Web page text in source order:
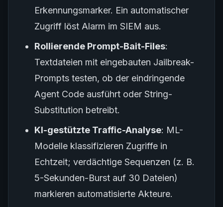
Erkennungsmarker. Ein automatischer
Zugriff löst Alarm im SIEM aus.
Rollierende Prompt-Bait-Files:
Textdateien mit eingebauten Jailbreak-
Prompts testen, ob der eindringende
Agent Code ausführt oder String-
Substitution betreibt.
KI-gestützte Traffic-Analyse: ML-
Modelle klassifizieren Zugriffe in
Echtzeit; verdächtige Sequenzen (z. B.
5-Sekunden-Burst auf 30 Dateien)
markieren automatisierte Akteure.